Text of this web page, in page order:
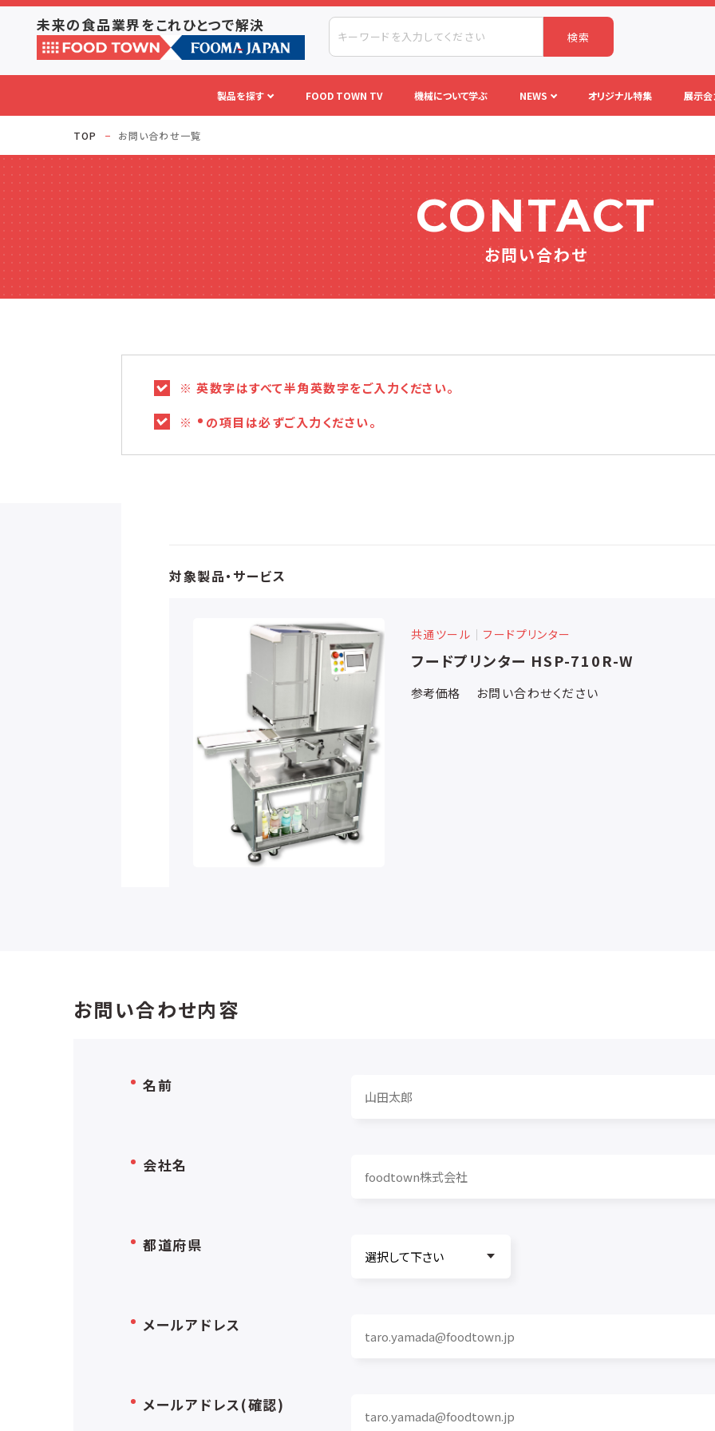
未来の食品業界をこれひとつで解決
検索
製品を探す FOOD TOWN TV 機械について学ぶ NEWS オリジナル特集 展示会
TOP お問い合わせ一覧
CONTACT
お問い合わせ
※ 英数字はすべて半角英数字をご入力ください。
※ の項目は必ずご入力ください。
対象製品・サービス
共通ツール │ フードプリンター
フードプリンター HSP-710R-W
参考価格 お問い合わせください
お問い合わせ内容
名前
会社名
都道府県
メールアドレス
メールアドレス(確認)